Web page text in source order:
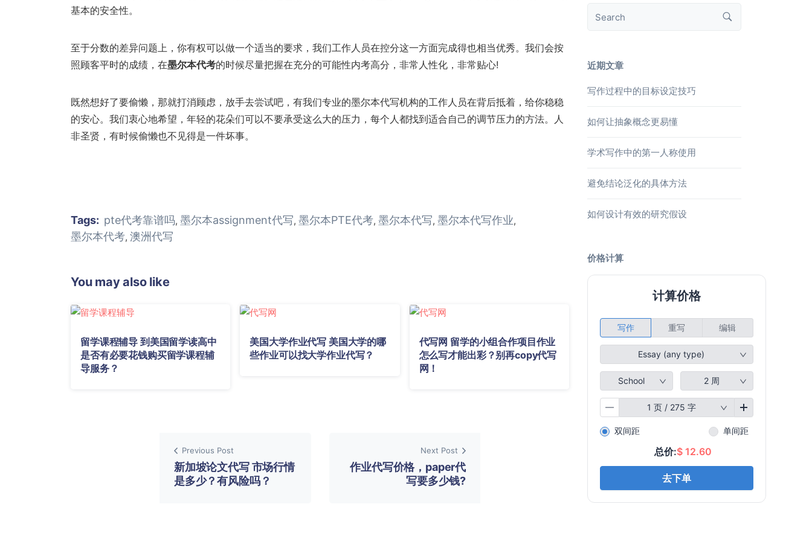
基本的安全性。
至于分数的差异问题上，你有权可以做一个适当的要求，我们工作人员在控分这一方面完成得也相当优秀。我们会按
照顾客平时的成绩，在墨尔本代考的时候尽量把握在充分的可能性内考高分，非常人性化，非常贴心!
既然想好了要偷懒，那就打消顾虑，放手去尝试吧，有我们专业的墨尔本代写机构的工作人员在背后抵着，给你稳稳
的安心。我们衷心地希望，年轻的花朵们可以不要承受这么大的压力，每个人都找到适合自己的调节压力的方法。人
非圣贤，有时候偷懒也不见得是一件坏事。
Tags: pte代考靠谱吗, 墨尔本assignment代写, 墨尔本PTE代考, 墨尔本代写, 墨尔本代写作业,
墨尔本代考, 澳洲代写
You may also like
留学课程辅导 到美国留学读高中
是否有必要花钱购买留学课程辅
导服务？
美国大学作业代写 美国大学的哪
些作业可以找大学作业代写？
代写网 留学的小组合作项目作业
怎么写才能出彩？别再copy代写
网！
Previous Post
新加坡论文代写 市场行情
是多少？有风险吗？
Next Post
作业代写价格，paper代
写要多少钱?
近期文章
写作过程中的目标设定技巧
如何让抽象概念更易懂
学术写作中的第一人称使用
避免结论泛化的具体方法
如何设计有效的研究假设
价格计算